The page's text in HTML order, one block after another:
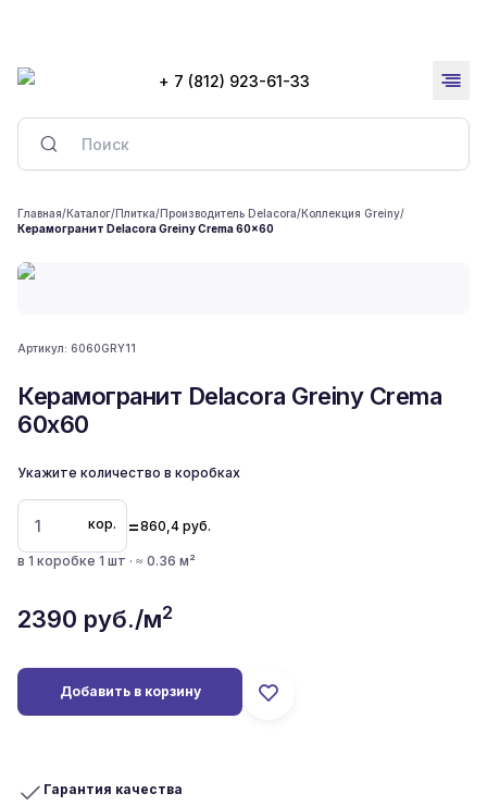
+ 7 (812) 923-61-33
Главная/Каталог/Плитка/Производитель Delacora/Коллекция Greiny/
Керамогранит Delacora Greiny Crema 60x60
Артикул: 6060GRY11
Керамогранит Delacora Greiny Crema
60x60
Укажите количество в коробках
кор. =860,4 руб.
в 1 коробке 1 шт · ≈ 0.36 м²
2390 руб./м2
Добавить в корзину
Гарантия качества